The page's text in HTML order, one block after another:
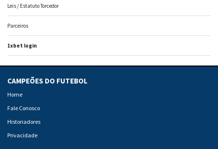
Leis / Estatuto Torcedor
Parceiros
1xbet login
CAMPEÕES DO FUTEBOL
Home
Fale Conosco
Historiadores
Privacidade